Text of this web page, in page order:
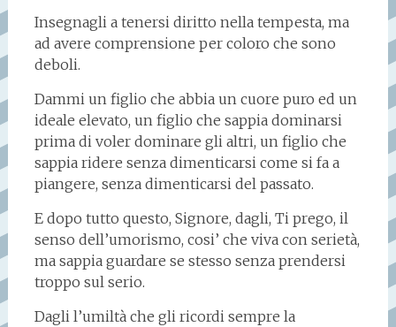
Insegnagli a tenersi diritto nella tempesta, ma
ad avere comprensione per coloro che sono
deboli.
Dammi un figlio che abbia un cuore puro ed un
ideale elevato, un figlio che sappia dominarsi
prima di voler dominare gli altri, un figlio che
sappia ridere senza dimenticarsi come si fa a
piangere, senza dimenticarsi del passato.
E dopo tutto questo, Signore, dagli, Ti prego, il
senso dell’umorismo, cosi’ che viva con serietà,
ma sappia guardare se stesso senza prendersi
troppo sul serio.
Dagli l’umiltà che gli ricordi sempre la